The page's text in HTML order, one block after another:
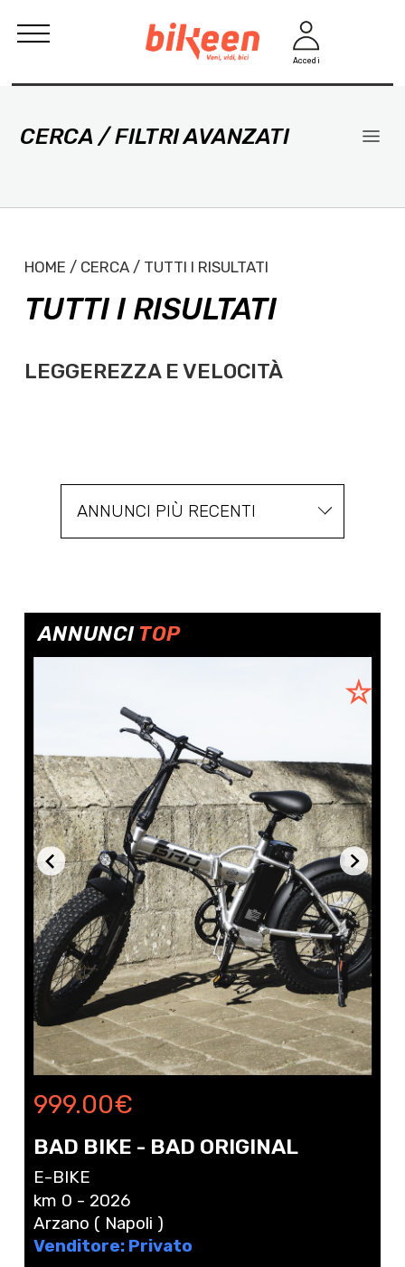
Accedi
CERCA / FILTRI AVANZATI
HOME / CERCA / TUTTI I RISULTATI
TUTTI I RISULTATI
LEGGEREZZA E VELOCITÀ
ANNUNCI PIÙ RECENTI
ANNUNCI TOP
999.00€
BAD BIKE - BAD ORIGINAL
E-BIKE
km 0 - 2026
Arzano ( Napoli )
Venditore: Privato